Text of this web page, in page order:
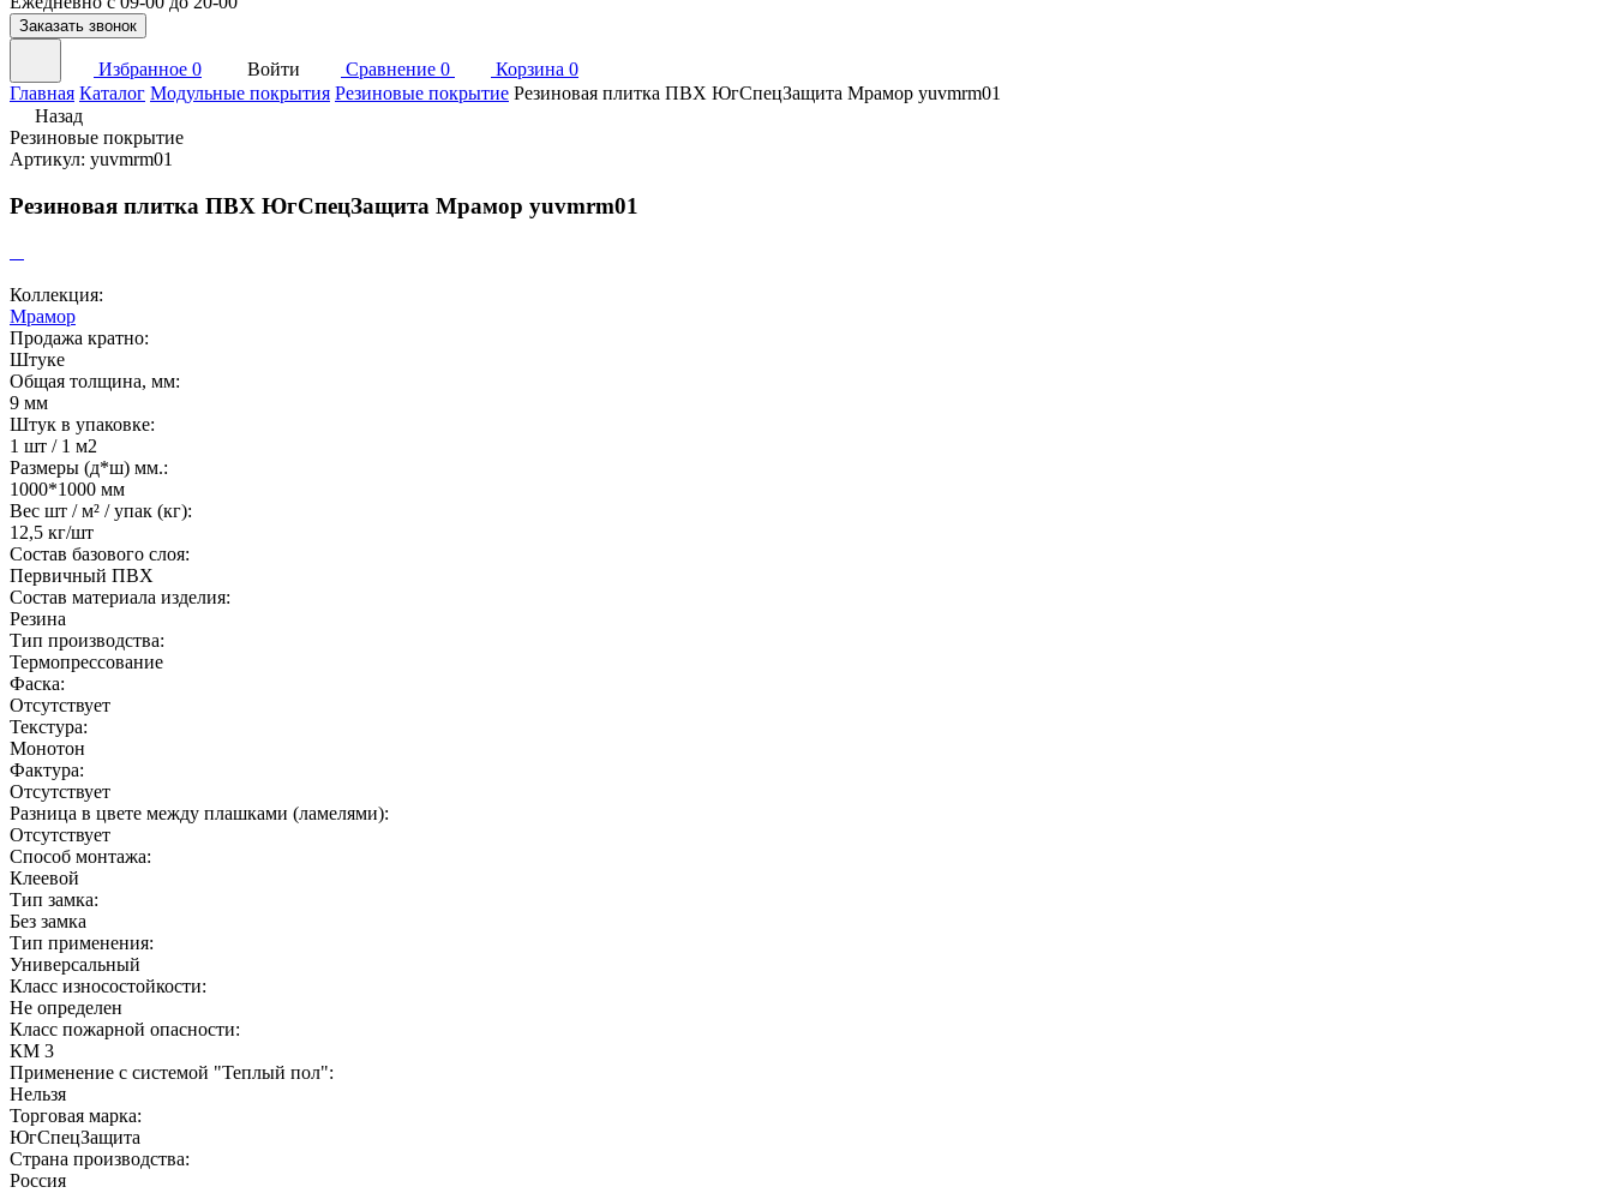
Заказать звонок
Избранное 0 Войти Сравнение 0 Корзина 0
Главная Каталог Модульные покрытия Резиновые покрытие Резиновая плитка ПВХ ЮгСпецЗащита Мрамор yuvmrm01
Назад
Резиновые покрытие
Артикул: yuvmrm01
Резиновая плитка ПВХ ЮгСпецЗащита Мрамор yuvmrm01
Коллекция:
Мрамор
Продажа кратно:
Штуке
Общая толщина, мм:
9 мм
Штук в упаковке:
1 шт / 1 м2
Размеры (д*ш) мм.:
1000*1000 мм
Вес шт / м² / упак (кг):
12,5 кг/шт
Состав базового слоя:
Первичный ПВХ
Состав материала изделия:
Резина
Тип производства:
Термопрессование
Фаска:
Отсутствует
Текстура:
Монотон
Фактура:
Отсутствует
Разница в цвете между плашками (ламелями):
Отсутствует
Способ монтажа:
Клеевой
Тип замка:
Без замка
Тип применения:
Универсальный
Класс износостойкости:
Не определен
Класс пожарной опасности:
КМ 3
Применение с системой "Теплый пол":
Нельзя
Торговая марка:
ЮгСпецЗащита
Страна производства:
Россия